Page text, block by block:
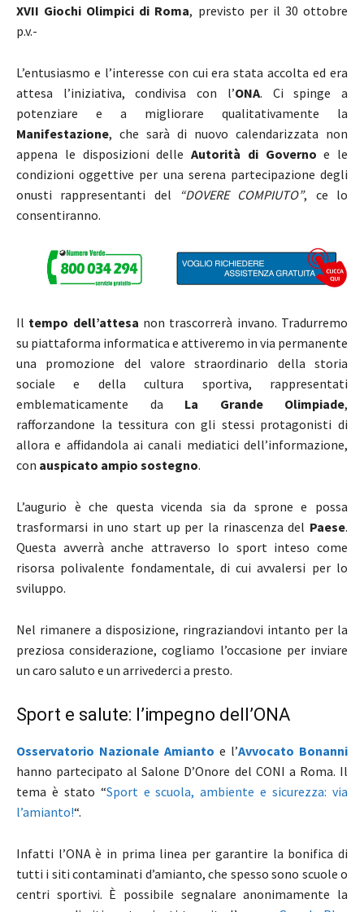
XVII Giochi Olimpici di Roma, previsto per il 30 ottobre
p.v.-
L’entusiasmo e l’interesse con cui era stata accolta ed era
attesa l’iniziativa, condivisa con l’ONA. Ci spinge a
potenziare e a migliorare qualitativamente la
Manifestazione, che sarà di nuovo calendarizzata non
appena le disposizioni delle Autorità di Governo e le
condizioni oggettive per una serena partecipazione degli
onusti rappresentanti del
“DOVERE COMPIUTO”, ce lo
consentiranno.
Il tempo dell’attesa non trascorrerà invano. Tradurremo
su piattaforma informatica e attiveremo in via permanente
una promozione del valore straordinario della storia
sociale e della cultura sportiva, rappresentati
emblematicamente da La Grande Olimpiade,
rafforzandone la tessitura con gli stessi protagonisti di
allora e affidandola ai canali mediatici dell’informazione,
con auspicato ampio sostegno.
L’augurio è che questa vicenda sia da sprone e possa
trasformarsi in uno start up per la rinascenza del Paese.
Questa avverrà anche attraverso lo sport inteso come
risorsa polivalente fondamentale, di cui avvalersi per lo
sviluppo.
Nel rimanere a disposizione, ringraziandovi intanto per la
preziosa considerazione, cogliamo l’occasione per inviare
un caro saluto e un arrivederci a presto.
Sport e salute: l’impegno dell’ONA
Osservatorio Nazionale Amianto e l’Avvocato Bonanni
hanno partecipato al Salone D’Onore del CONI a Roma. Il
tema è stato “Sport e scuola, ambiente e sicurezza: via
l’amianto!“.
Infatti l’ONA è in prima linea per garantire la bonifica di
tutti i siti contaminati d’amianto, che spesso sono scuole o
centri sportivi. È possibile segnalare anonimamente la